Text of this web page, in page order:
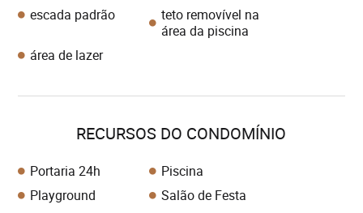
escada padrão
teto removível na
área da piscina
área de lazer
RECURSOS DO CONDOMÍNIO
Portaria 24h
Piscina
Playground
Salão de Festa